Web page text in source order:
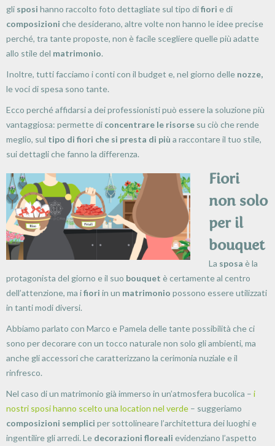
gli sposi hanno raccolto foto dettagliate sul tipo difiori e di
composizioni che desiderano, altre volte non hanno le idee precise
perché, tra tante proposte, non è facile scegliere quelle più adatte
allo stile del matrimonio.
Inoltre, tutti facciamo i conti con il budget e, nel giorno delle nozze,
le voci di spesa sono tante.
Ecco perché affidarsi a dei professionisti può essere la soluzione più
vantaggiosa: permette di concentrare le risorse su ciò che rende
meglio, sul tipo di fiori che si presta di più a raccontare il tuo stile,
sui dettagli che fanno la differenza.
Fiori
non solo
per il
bouquet
La sposa è la
protagonista del giorno e il suo bouquet è certamente al centro
dell’attenzione, ma ifiori in un matrimonio possono essere utilizzati
in tanti modi diversi.
Abbiamo parlato con Marco e Pamela delle tante possibilità che ci
sono per decorare con un tocco naturale non solo gli ambienti, ma
anche gli accessori che caratterizzano la cerimonia nuziale e il
rinfresco.
Nel caso di un matrimonio già immerso in un’atmosfera bucolica – i
nostri sposi hanno scelto una location nel verde – suggeriamo
composizioni semplici per sottolineare l’architettura dei luoghi e
ingentilire gli arredi. Le decorazioni floreali evidenziano l’aspetto